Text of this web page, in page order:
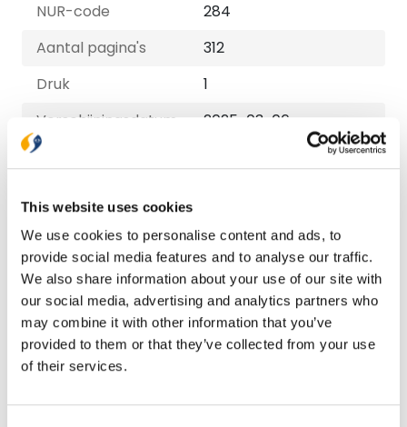
This website uses cookies
We use cookies to personalise content and ads, to
provide social media features and to analyse our traffic.
We also share information about your use of our site with
our social media, advertising and analytics partners who
may combine it with other information that you’ve
provided to them or that they’ve collected from your use
of their services.
NUR-code
284
Aantal pagina's
312
Druk
1
Verschijningsdatum
2025-03-06
Uitvoeringen
E-book
Paperback
€ 16,99
Gratis verzending vanaf € 20,-